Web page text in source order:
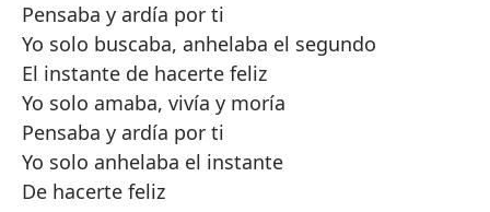
Pensaba y ardía por ti
Yo solo buscaba, anhelaba el segundo
El instante de hacerte feliz
Yo solo amaba, vivía y moría
Pensaba y ardía por ti
Yo solo anhelaba el instante
De hacerte feliz